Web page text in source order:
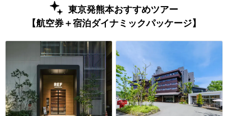
東京発熊本おすすめツアー
【航空券＋宿泊ダイナミックパッケージ】